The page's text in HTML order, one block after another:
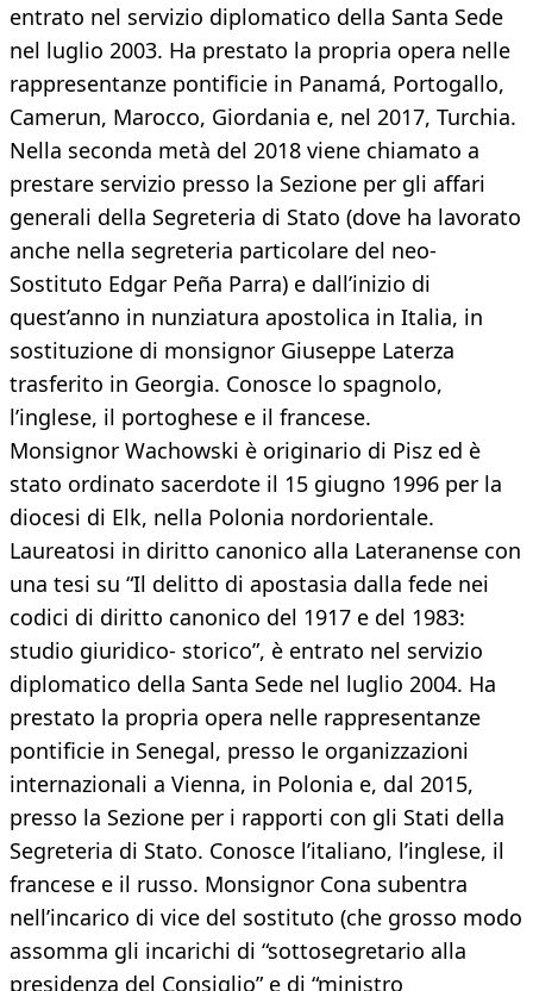
entrato nel servizio diplomatico della Santa Sede
nel luglio 2003. Ha prestato la propria opera nelle
rappresentanze pontificie in Panamá, Portogallo,
Camerun, Marocco, Giordania e, nel 2017, Turchia.
Nella seconda metà del 2018 viene chiamato a
prestare servizio presso la Sezione per gli affari
generali della Segreteria di Stato (dove ha lavorato
anche nella segreteria particolare del neo-
Sostituto Edgar Peña Parra) e dall’inizio di
quest’anno in nunziatura apostolica in Italia, in
sostituzione di monsignor Giuseppe Laterza
trasferito in Georgia. Conosce lo spagnolo,
l’inglese, il portoghese e il francese.
Monsignor Wachowski è originario di Pisz ed è
stato ordinato sacerdote il 15 giugno 1996 per la
diocesi di Elk, nella Polonia nordorientale.
Laureatosi in diritto canonico alla Lateranense con
una tesi su “Il delitto di apostasia dalla fede nei
codici di diritto canonico del 1917 e del 1983:
studio giuridico- storico”, è entrato nel servizio
diplomatico della Santa Sede nel luglio 2004. Ha
prestato la propria opera nelle rappresentanze
pontificie in Senegal, presso le organizzazioni
internazionali a Vienna, in Polonia e, dal 2015,
presso la Sezione per i rapporti con gli Stati della
Segreteria di Stato. Conosce l’italiano, l’inglese, il
francese e il russo. Monsignor Cona subentra
nell’incarico di vice del sostituto (che grosso modo
assomma gli incarichi di “sottosegretario alla
presidenza del Consiglio” e di “ministro